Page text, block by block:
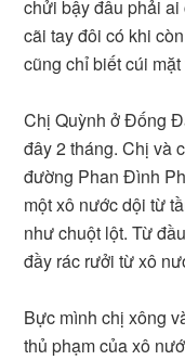
chửi bậy đâu phải
cãi tay đôi có khi
cũng chỉ biết cúi
Chị Quỳnh ở Đống
đây 2 tháng. Chị và
đường Phan Đình
một xô nước dội từ
như chuột lột. Từ
đầy rác rưởi từ xô
Bực mình chị xông
thủ phạm của xô